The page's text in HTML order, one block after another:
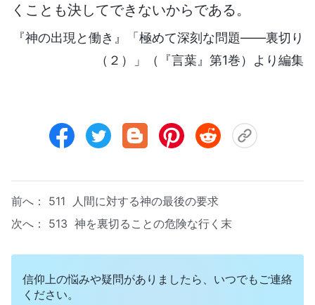
くことも決してできないからである。
『神の出現と働き』「極めて深刻な問題――裏切り
（２）」（『言葉』第1巻）より編集
前へ： 511 人間に対する神の最後の要求
次へ： 513 神を裏切ることの危険な行く末
信仰上の悩みや疑問がありましたら、いつでもご連絡
ください。